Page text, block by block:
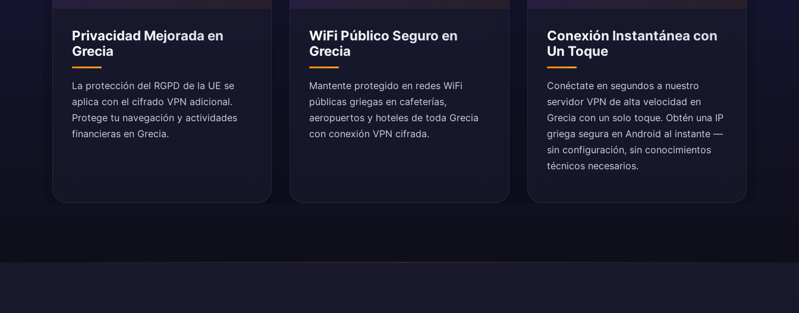
Privacidad Mejorada en
Grecia
La protección del RGPD de la UE se
aplica con el cifrado VPN adicional.
Protege tu navegación y actividades
financieras en Grecia.
WiFi Público Seguro en
Grecia
Mantente protegido en redes WiFi
públicas griegas en cafeterías,
aeropuertos y hoteles de toda Grecia
con conexión VPN cifrada.
Conexión Instantánea con
Un Toque
Conéctate en segundos a nuestro
servidor VPN de alta velocidad en
Grecia con un solo toque. Obtén una IP
griega segura en Android al instante —
sin configuración, sin conocimientos
técnicos necesarios.